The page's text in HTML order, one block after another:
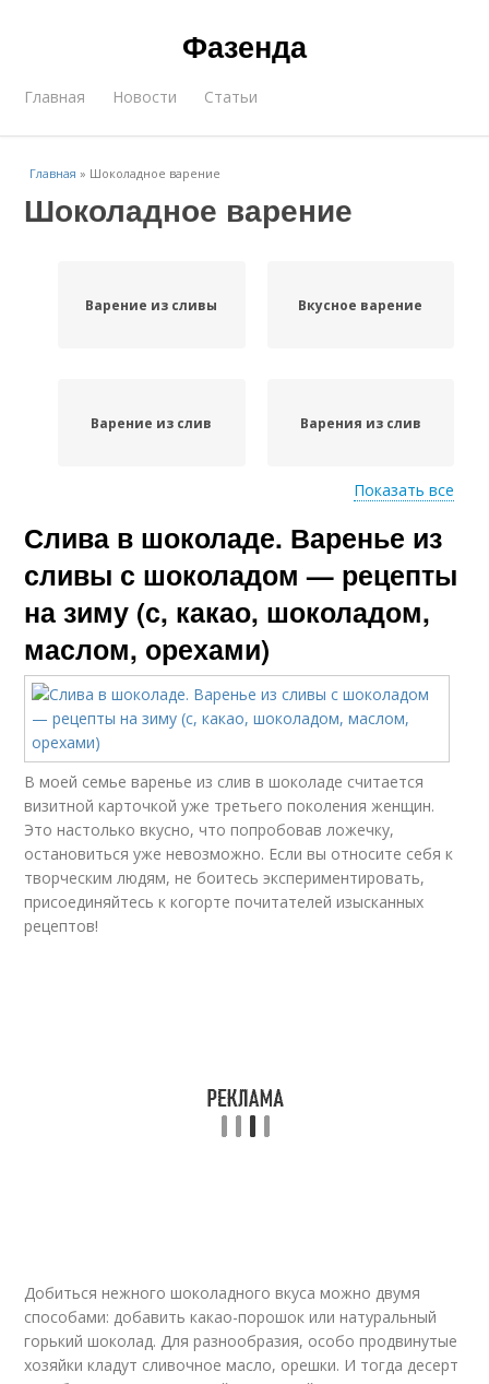
Фазенда
Главная Новости Статьи
Главная » Шоколадное варение
Шоколадное варение
Варение из сливы Вкусное варение
Варение из слив Варения из слив
Сливовое варение Варение в шоколаде
Вишневое варение
Варение с целыми
ягодами
Варение со
сливочным маслом
Варения на зиму Варение из абрикосов
Сливово-шоколадное
Варение с орехами Шоколадное повидло
Показать все
Слива в шоколаде. Варенье из
сливы с шоколадом — рецепты
на зиму (с, какао, шоколадом,
маслом, орехами)
В моей семье варенье из слив в шоколаде считается
визитной карточкой уже третьего поколения женщин.
Это настолько вкусно, что попробовав ложечку,
остановиться уже невозможно. Если вы относите себя к
творческим людям, не боитесь экспериментировать,
присоединяйтесь к когорте почитателей изысканных
рецептов!
Добиться нежного шоколадного вкуса можно двумя
способами: добавить какао-порошок или натуральный
горький шоколад. Для разнообразия, особо продвинутые
хозяйки кладут сливочное масло, орешки. И тогда десерт